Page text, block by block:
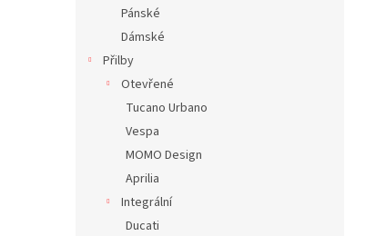
Pánské
Dámské
Přilby
Otevřené
Tucano Urbano
Vespa
MOMO Design
Aprilia
Integrální
Ducati